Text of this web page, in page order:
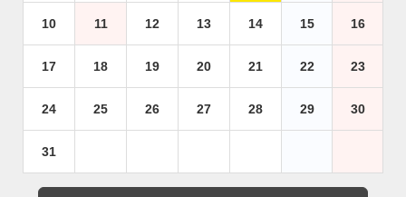
10 11 12 13 14 15 16
17 18 19 20 21 22 23
24 25 26 27 28 29 30
31